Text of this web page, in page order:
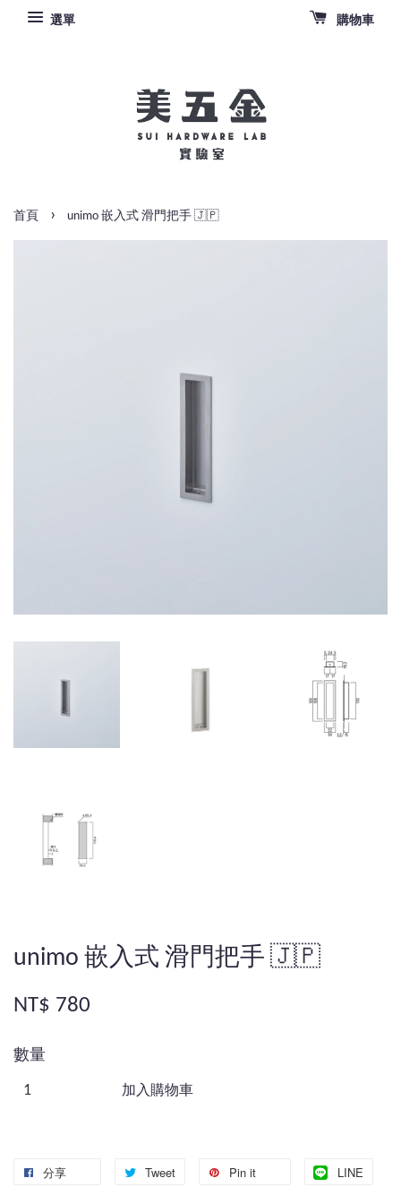
選單 購物車
首頁 › unimo 嵌入式 滑門把手 🇯🇵
unimo 嵌入式 滑門把手 🇯🇵
NT$ 780
數量
加入購物車
分享 Tweet Pin it LINE